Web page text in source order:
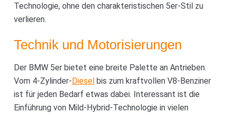
Technologie, ohne den charakteristischen 5er-Stil zu
verlieren.
Technik und Motorisierungen
Der BMW 5er bietet eine breite Palette an Antrieben.
Vom 4-Zylinder-Dieselbis zum kraftvollen V8-Benziner
ist für jeden Bedarf etwas dabei. Interessant ist die
Einführung von Mild-Hybrid-Technologie in vielen